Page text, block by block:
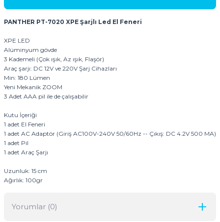
PANTHER PT-7020 XPE Şarjlı Led El Feneri
XPE LED
Alüminyum gövde
3 Kademeli (Çok ışık, Az ışık, Flaşör)
Araç şarjı: DC 12V ve 220V Şarj Cihazları
Min: 180 Lümen
Yeni Mekanik ZOOM
3 Adet AAA pil ile de çalışabilir
Kutu İçeriği
1 adet El Feneri
1 adet AC Adaptör (Giriş AC100V-240V 50/60Hz -- Çıkış: DC 4.2V 500 MA)
1 adet Pil
1 adet Araç Şarjı
Uzunluk: 15 cm
Ağırlık: 100gr
Yorumlar (0)